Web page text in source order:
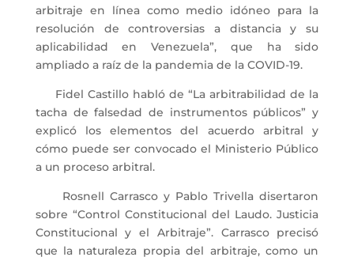
arbitraje en línea como medio idóneo para la
resolución de controversias a distancia y su
aplicabilidad en Venezuela”, que ha sido
ampliado a raíz de la pandemia de la COVID-19.
Fidel Castillo habló de “La arbitrabilidad de la
tacha de falsedad de instrumentos públicos” y
explicó los elementos del acuerdo arbitral y
cómo puede ser convocado el Ministerio Público
a un proceso arbitral.
Rosnell Carrasco y Pablo Trivella disertaron
sobre “Control Constitucional del Laudo. Justicia
Constitucional y el Arbitraje”. Carrasco precisó
que la naturaleza propia del arbitraje, como un